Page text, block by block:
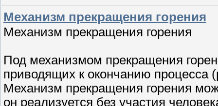
Механизм прекращения горения
Механизм прекращения горения
Под механизмом прекращения
приводящих к окончанию процесса
Механизм прекращения горения
он реализуется без участия